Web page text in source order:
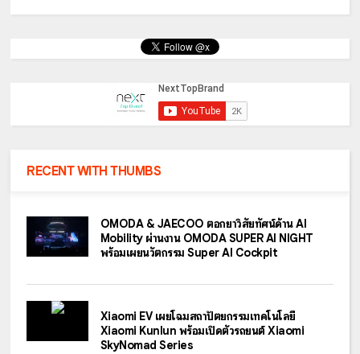
RECENT WITH THUMBS
OMODA & JAECOO ตอกย้ำวิสัยทัศน์ด้าน AI
Mobility ผ่านงาน OMODA SUPER AI NIGHT
พร้อมเผยนวัตกรรม Super AI Cockpit
Xiaomi EV เผยโฉมสถาปัตยกรรมเทคโนโลยี
Xiaomi Kunlun พร้อมเปิดตัวรถยนต์ Xiaomi
SkyNomad Series